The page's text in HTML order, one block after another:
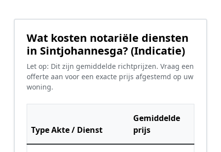
Wat kosten notariële diensten
in Sintjohannesga? (Indicatie)
Let op: Dit zijn gemiddelde richtprijzen. Vraag een
offerte aan voor een exacte prijs afgestemd op uw
woning.
Type Akte / Dienst
Gemiddelde
prijs